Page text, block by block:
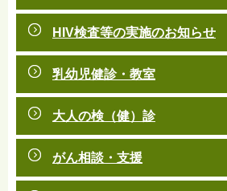
HIV検査等の実施のお知らせ
乳幼児健診・教室
大人の検（健）診
がん相談・支援